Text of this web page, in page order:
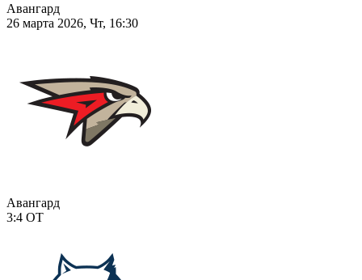
Авангард
26 марта 2026, Чт, 16:30
Авангард
3:4 ОТ